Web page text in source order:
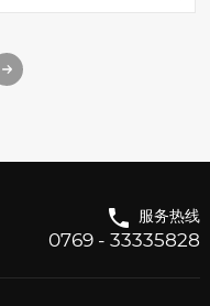
服务热线
0769 - 33335828